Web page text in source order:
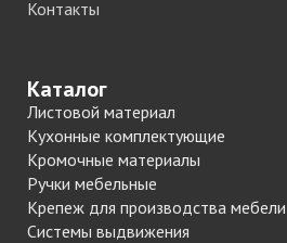
Контакты
Каталог
Листовой материал
Кухонные комплектующие
Кромочные материалы
Ручки мебельные
Крепеж для производства мебели
Системы выдвижения